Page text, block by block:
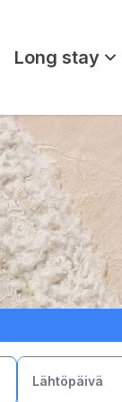
Long stay
Torremolinos
Marbella
Gran Canaria
Lähtöpäivä